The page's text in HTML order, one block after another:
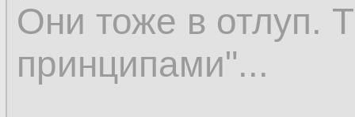
Они тоже в отлуп.
принципами"...